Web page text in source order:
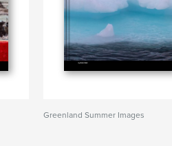
Greenland Summer Images